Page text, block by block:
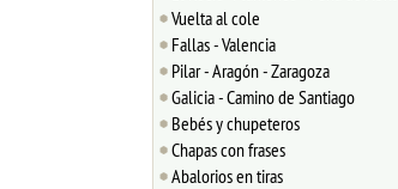
Vuelta al cole
Fallas - Valencia
Pilar - Aragón - Zaragoza
Galicia - Camino de Santiago
Bebés y chupeteros
Chapas con frases
Abalorios en tiras